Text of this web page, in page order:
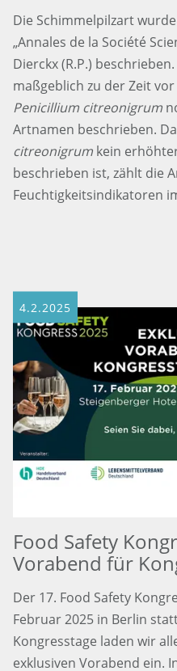
Die Schimmelpilzart
„Annales de la Société
Dierckx (R.P.)
maßgeblich zu der Zeit
Penicillium citreonigrum
Artnamen beschrieben.
citreonigrum kein
beschrieben ist, zählt die
Feuchtigkeitsindikatoren
4.2.2025
Food Safety
Vorabend für
Der 17. Food Safety
Februar 2025 in Berlin
Kongresstage laden wir
exklusiven Vorabend ein.